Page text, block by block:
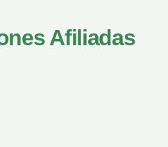
Afiliadas